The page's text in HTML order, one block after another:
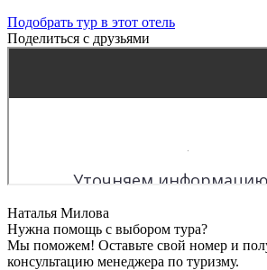
Подобрать тур в этот отель
Поделиться с друзьями
Наталья Милова
Нужна помощь с выбором тура?
Мы поможем! Оставьте свой номер и
консультацию менеджера по туризму.